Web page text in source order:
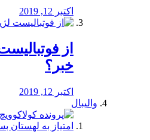
اکتبر 12, 2019
از
خبر؟
اکتبر 12, 2019
والیبال